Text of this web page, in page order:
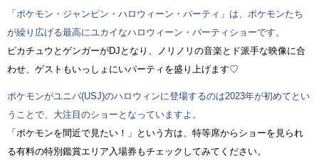
「ポケモン・ジャンピン・ハロウィーン・パーティ」は、ポケモンたち
が繰り広げる最高にユカイなハロウィーン・パーティショーです。
ピカチュウとゲンガーがDJとなり、ノリノリの音楽とド派手な映像に合
わせ、ゲストもいっしょにいパーティを盛り上げます♡
ポケモンがユニバ(USJ)のハロウィンに登場するのは2023年が初めてとい
うことで、大注目のショーとなっていますよ。
「ポケモンを間近で見たい！」という方は、特等席からショーを見られ
る有料の特別鑑賞エリア入場券もチェックしてみてください。